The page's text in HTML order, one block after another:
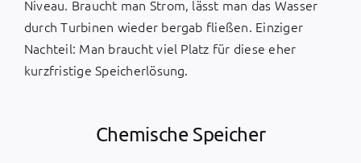
Niveau. Braucht man Strom, lässt man das Wasser
durch Turbinen wieder bergab fließen. Einziger
Nachteil: Man braucht viel Platz für diese eher
kurzfristige Speicherlösung.
Chemische Speicher